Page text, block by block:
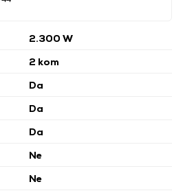
2.300 W
2 kom
Da
Da
Da
Ne
Ne